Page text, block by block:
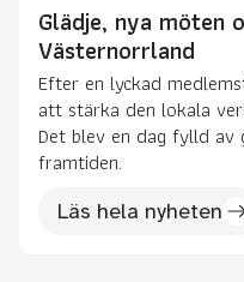
Glädje, nya möten
Västernorrland
Efter en lyckad
att stärka den lokala
Det blev en dag fylld av
framtiden.
Läs hela nyheten